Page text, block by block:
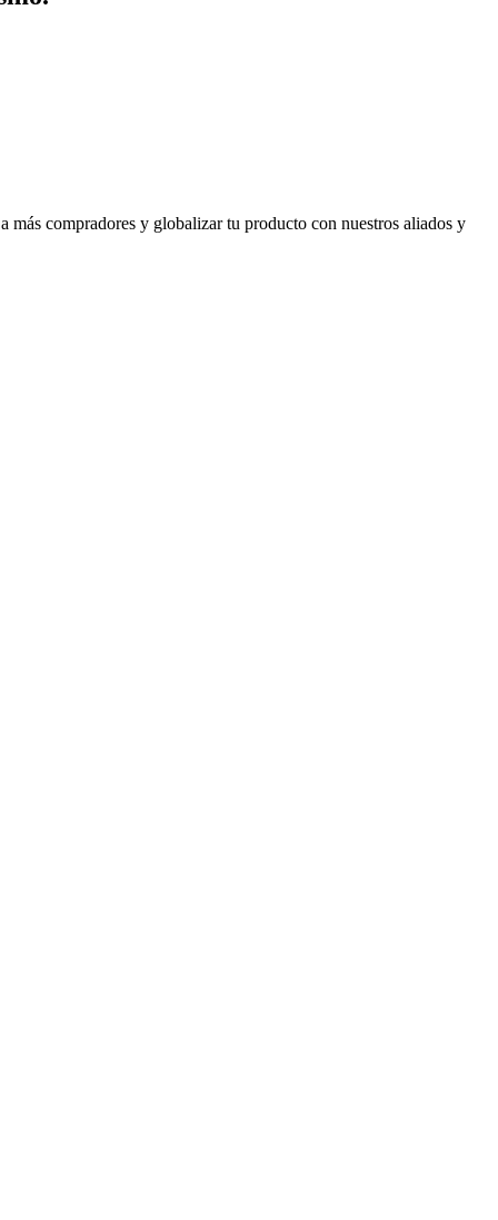
más compradores y globalizar tu producto con nuestros aliados y